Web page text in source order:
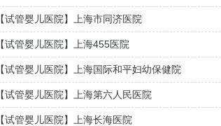
【试管婴儿医院】上海市同济医院
【试管婴儿医院】上海455医院
【试管婴儿医院】上海国际和平妇幼保健院
【试管婴儿医院】上海第六人民医院
【试管婴儿医院】上海长海医院